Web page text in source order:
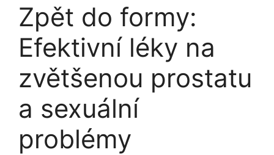
Zpět do formy:
Efektivní léky na
zvětšenou prostatu
a sexuální
problémy